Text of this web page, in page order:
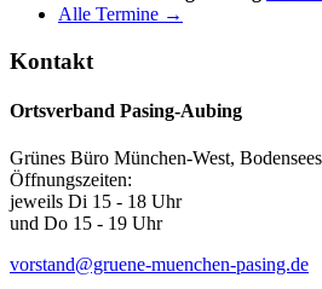
Alle Termine →
Kontakt
Ortsverband Pasing-Aubing
Grünes Büro München-West,
Öffnungszeiten:
jeweils Di 15 - 18 Uhr
und Do 15 - 19 Uhr
vorstand@gruene-muenchen-pasing.de